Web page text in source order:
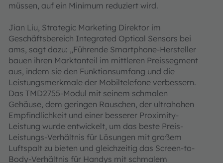
müssen, auf ein Minimum reduziert wird.
Jian Liu, Strategic Marketing Direktor im
Geschäftsbereich Integrated Optical Sensors bei
ams, sagt dazu: „Führende Smartphone-Hersteller
bauen ihren Marktanteil im mittleren Preissegment
aus, indem sie den Funktionsumfang und die
Leistungsmerkmale der Mobiltelefone verbessern.
Das TMD2755-Modul mit seinem schmalen
Gehäuse, dem geringen Rauschen, der ultrahohen
Empfindlichkeit und einer besserer Proximity-
Leistung wurde entwickelt, um das beste Preis-
Leistungs-Verhältnis für Lösungen mit großem
Luftspalt zu bieten und gleichzeitig das Screen-to-
Body-Verhältnis für Handys mit schmalem